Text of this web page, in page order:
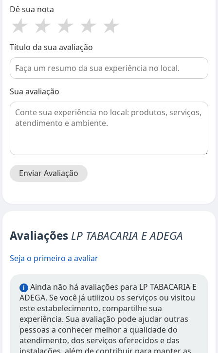
Dê sua nota
★ ★ ★ ★ ★
Título da sua avaliação
Sua avaliação
Enviar Avaliação
Avaliações LP TABACARIA E ADEGA
Seja o primeiro a avaliar
i
Ainda não há avaliações para LP TABACARIA E
ADEGA. Se você já utilizou os serviços ou visitou
este estabelecimento, compartilhe sua
experiência. Sua avaliação pode ajudar outras
pessoas a conhecer melhor a qualidade do
atendimento, dos serviços oferecidos e das